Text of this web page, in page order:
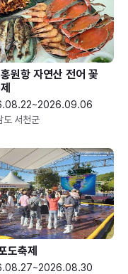
원항 자연산 전어 꽃
도 서천군
도축제